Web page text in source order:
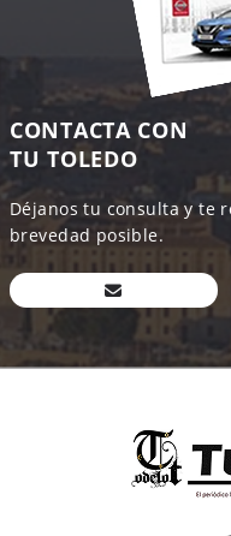
CONTACTA CON
TU TOLEDO
Déjanos tu consulta y te
brevedad posible.